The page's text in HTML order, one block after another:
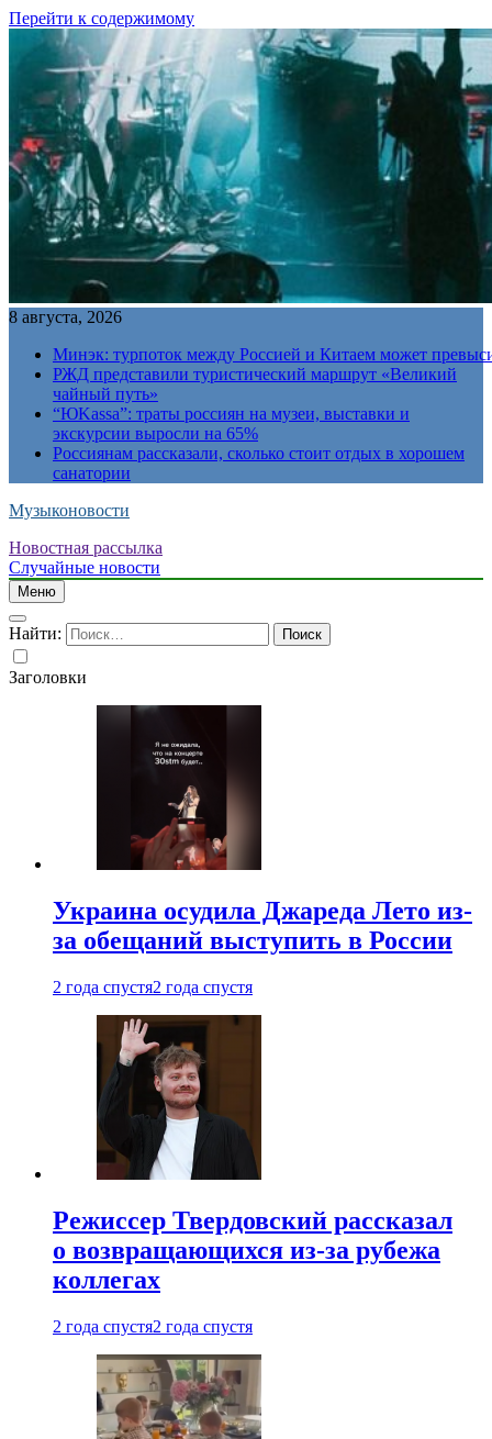
Перейти к содержимому
8 августа, 2026
Минэк: турпоток между Россией и Китаем может
РЖД представили туристический маршрут «Великий
чайный путь»
“ЮKassa”: траты россиян на музеи, выставки и
экскурсии выросли на 65%
Россиянам рассказали, сколько стоит отдых в хорошем
санатории
Музыконовости
Новостная рассылка
Случайные новости
Меню
Найти:
Заголовки
Украина осудила Джареда Лето из-
за обещаний выступить в России
2 года спустя2 года спустя
Режиссер Твердовский рассказал
о возвращающихся из-за рубежа
коллегах
2 года спустя2 года спустя